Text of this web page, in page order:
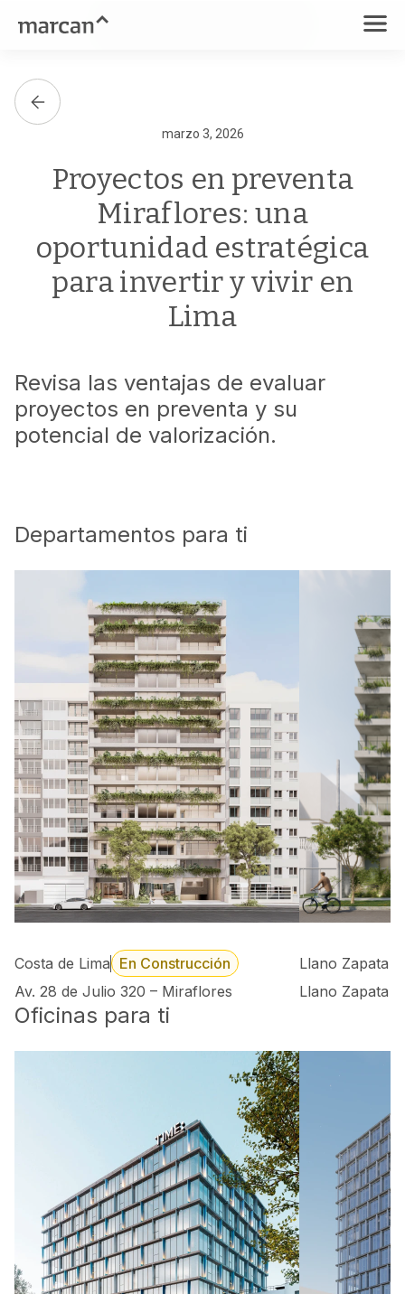
marzo 3, 2026
Proyectos en preventa
Miraflores: una
oportunidad estratégica
para invertir y vivir en
Lima
Revisa las ventajas de evaluar
proyectos en preventa y su
potencial de valorización.
Departamentos para ti
Costa de Lima En Construcción
Av. 28 de Julio 320 – Miraflores
Llano Zapata
Llano Zapata
Oficinas para ti